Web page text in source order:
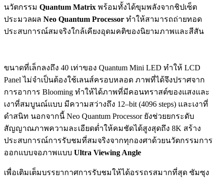
นวัตกรรม Quantum Matrix พร้อมทั้งได้ขุมพลังจากชิปเซ็ต
ประมวลผล Neo Quantum Processor ทำให้สามารถถ่ายทอด
ประสบการณ์สมจริงใกล้เคียงอุดมคติของนิยามภาพและสีสัน
ขนาดที่เล็กลงถึง 40 เท่าของ Quantum Mini LED ทำให้ LCD
Panel ไม่จำเป็นต้องใช้เลนส์ครอบหลอด ภาพที่ได้จึงปราศจาก
การอาการ Blooming ทำให้ได้ภาพที่มีคอนทราสต์ของแสงและ
เงาที่สมบูนณ์แบบ มีความสว่างถึง 12–bit (4096 steps) และเงาที่
ดำสนิท นอกจากนี้ Neo Quantum Processor ยังช่วยยกระดับ
สัญญาณภาพความละเอียดต่ำให้คมชัดได้สูงสุดถึง 8K สร้าง
ประสบการณ์การรับชมที่สมจริงจากทุกองศาด้วยนวัตกรรมการ
ออกแบบจอภาพแบบ Ultra Viewing Angle
เพื่อเติมเต็มบรรยากาศการรับชมให้ได้อรรถรสมากที่สุด ซัมซุง